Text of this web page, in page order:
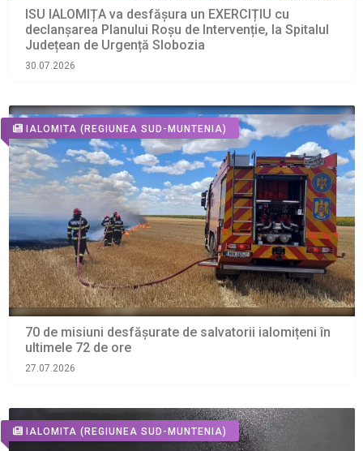
ISU IALOMIȚA va desfășura un EXERCIȚIU cu
declanșarea Planului Roșu de Intervenție, la Spitalul
Județean de Urgență Slobozia
30.07.2026
IALOMITA (REGIUNEA SUD-MUNTENIA)
70 de misiuni desfășurate de salvatorii ialomițeni în
ultimele 72 de ore
27.07.2026
IALOMITA (REGIUNEA SUD-MUNTENIA)